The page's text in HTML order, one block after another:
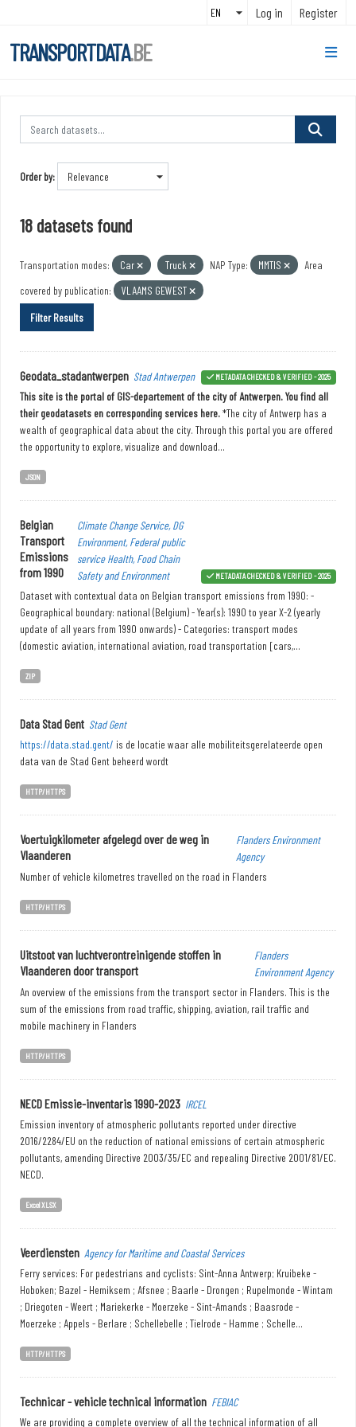
Log in Register
TRANSPORTDATA.BE
Order by
18 datasets found
Transportation modes: Car Truck NAP Type: MMTIS
Area
covered by publication:
VLAAMS GEWEST
Filter Results
Geodata_stadantwerpen Stad Antwerpen METADATA CHECKED & VERIFIED - 2025
This site is the portal of GIS-departement of the city of Antwerpen. You find all
their geodatasets en corresponding services here.*The city of Antwerp has a
wealth of geographical data about the city. Through this portal you are offered
the opportunity to explore, visualize and download...
JSON
Belgian
Transport
Emissions
from 1990
Climate Change Service, DG
Environment, Federal public
service Health, Food Chain
Safety and Environment
METADATA CHECKED & VERIFIED - 2025
Dataset with contextual data on Belgian transport emissions from 1990: -
Geographical boundary: national (Belgium) - Year(s): 1990 to year X-2 (yearly
update of all years from 1990 onwards) - Categories: transport modes
(domestic aviation, international aviation, road transportation [cars,...
ZIP
Data Stad Gent Stad Gent
https://data.stad.gent/ is de locatie waar alle mobiliteitsgerelateerde open
data van de Stad Gent beheerd wordt
HTTP/HTTPS
Voertuigkilometer afgelegd over de weg in
Vlaanderen
Flanders Environment
Agency
Number of vehicle kilometres travelled on the road in Flanders
HTTP/HTTPS
Uitstoot van luchtverontreinigende stoffen in
Vlaanderen door transport
Flanders
Environment Agency
An overview of the emissions from the transport sector in Flanders. This is the
sum of the emissions from road traffic, shipping, aviation, rail traffic and
mobile machinery in Flanders
HTTP/HTTPS
NECD Emissie-inventaris 1990-2023 IRCEL
Emission inventory of atmospheric pollutants reported under directive
2016/2284/EU on the reduction of national emissions of certain atmospheric
pollutants, amending Directive 2003/35/EC and repealing Directive 2001/81/EC.
NECD.
Excel XLSX
Veerdiensten Agency for Maritime and Coastal Services
Ferry services: For pedestrians and cyclists: Sint-Anna Antwerp; Kruibeke -
Hoboken; Bazel - Hemiksem ; Afsnee ; Baarle - Drongen ; Rupelmonde - Wintam
; Driegoten - Weert ; Mariekerke - Moerzeke - Sint-Amands ; Baasrode -
Moerzeke ; Appels - Berlare ; Schellebelle ; Tielrode - Hamme ; Schelle...
HTTP/HTTPS
Technicar - vehicle technical information FEBIAC
We are providing a complete overview of all the technical information of all